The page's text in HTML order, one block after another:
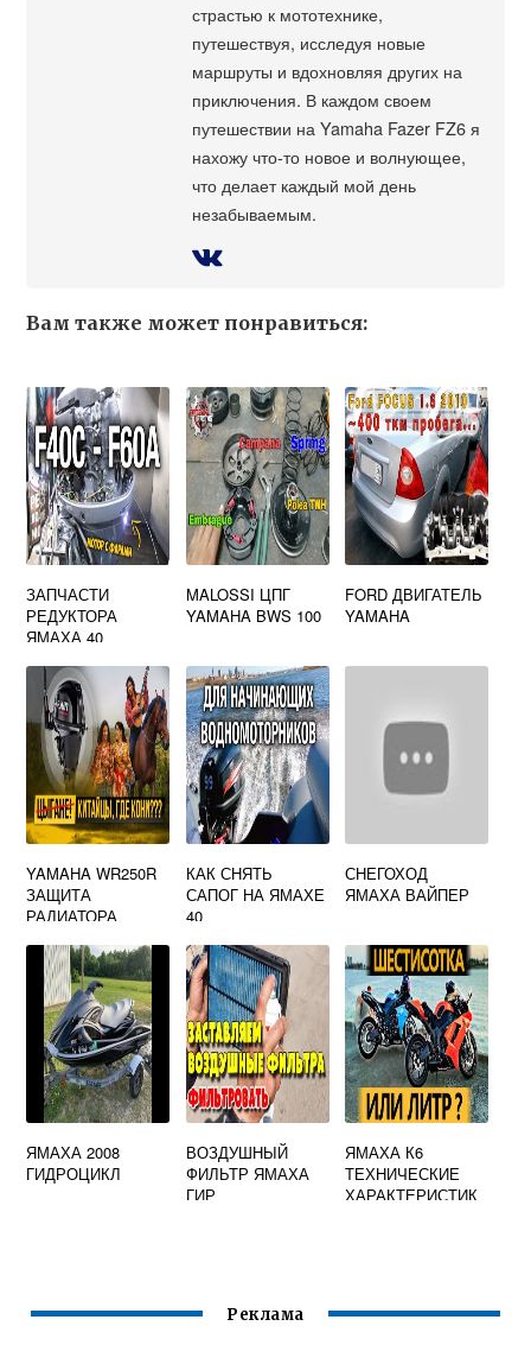
страстью к мототехнике,
путешествуя, исследуя новые
маршруты и вдохновляя других на
приключения. В каждом своем
путешествии на Yamaha Fazer FZ6 я
нахожу что-то новое и волнующее,
что делает каждый мой день
незабываемым.
Вам также может понравиться:
ЗАПЧАСТИ
РЕДУКТОРА
ЯМАХА 40
MALOSSI ЦПГ
YAMAHA BWS 100
FORD ДВИГАТЕЛЬ
YAMAHA
YAMAHA WR250R
ЗАЩИТА
РАДИАТОРА
КАК СНЯТЬ
САПОГ НА ЯМАХЕ
40
СНЕГОХОД
ЯМАХА ВАЙПЕР
ЯМАХА 2008
ГИДРОЦИКЛ
ВОЗДУШНЫЙ
ФИЛЬТР ЯМАХА
ГИР
ЯМАХА К6
ТЕХНИЧЕСКИЕ
ХАРАКТЕРИСТИК
Реклама